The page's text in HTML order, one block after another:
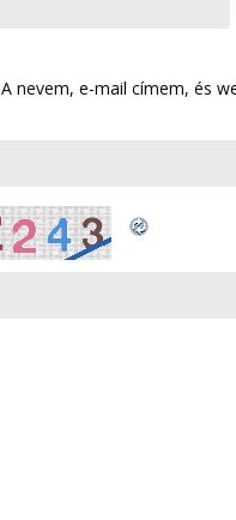
A nevem, e-mail címem, és